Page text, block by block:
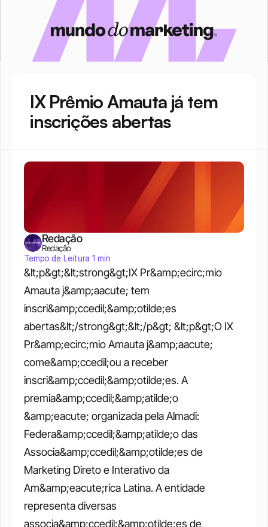
IX Prêmio Amauta já tem
inscrições abertas
&lt;p&gt;&lt;strong&gt;IX Pr&amp;ecirc;mio
Amauta j&amp;aacute; tem
inscri&amp;ccedil;&amp;otilde;es
abertas&lt;/strong&gt;&lt;/p&gt; &lt;p&gt;O IX
Pr&amp;ecirc;mio Amauta j&amp;aacute;
come&amp;ccedil;ou a receber
inscri&amp;ccedil;&amp;otilde;es. A
premia&amp;ccedil;&amp;atilde;o
&amp;eacute; organizada pela Almadi:
Federa&amp;ccedil;&amp;atilde;o das
Associa&amp;ccedil;&amp;otilde;es de
Marketing Direto e Interativo da
Am&amp;eacute;rica Latina. A entidade
representa diversas
associa&amp;ccedil;&amp;otilde;es de
Redação
Redação
Tempo de Leitura 1 min